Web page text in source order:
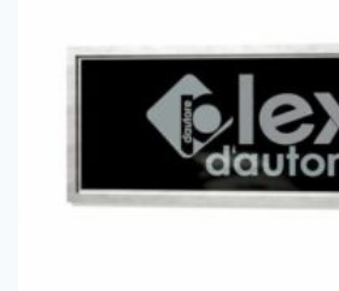
opzioni
essere
pagina